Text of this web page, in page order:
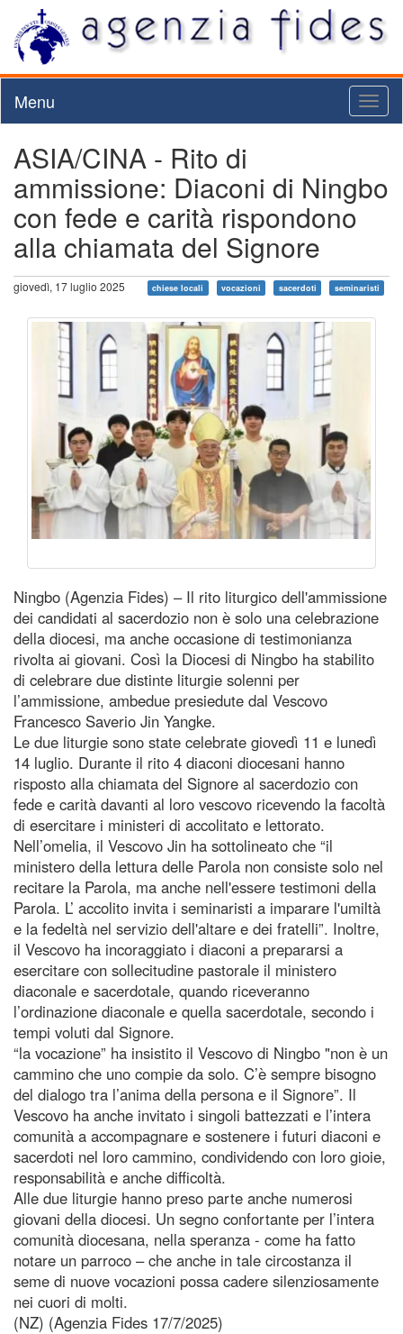
Menu
ASIA/CINA - Rito di
ammissione: Diaconi di Ningbo
con fede e carità rispondono
alla chiamata del Signore
giovedì, 17 luglio 2025 chiese locali vocazioni sacerdoti seminaristi
Ningbo (Agenzia Fides) – Il rito liturgico dell'ammissione
dei candidati al sacerdozio non è solo una celebrazione
della diocesi, ma anche occasione di testimonianza
rivolta ai giovani. Così la Diocesi di Ningbo ha stabilito
di celebrare due distinte liturgie solenni per
l’ammissione, ambedue presiedute dal Vescovo
Francesco Saverio Jin Yangke.
Le due liturgie sono state celebrate giovedì 11 e lunedì
14 luglio. Durante il rito 4 diaconi diocesani hanno
risposto alla chiamata del Signore al sacerdozio con
fede e carità davanti al loro vescovo ricevendo la facoltà
di esercitare i ministeri di accolitato e lettorato.
Nell’omelia, il Vescovo Jin ha sottolineato che “il
ministero della lettura delle Parola non consiste solo nel
recitare la Parola, ma anche nell'essere testimoni della
Parola. L’ accolito invita i seminaristi a imparare l'umiltà
e la fedeltà nel servizio dell'altare e dei fratelli”. Inoltre,
il Vescovo ha incoraggiato i diaconi a prepararsi a
esercitare con sollecitudine pastorale il ministero
diaconale e sacerdotale, quando riceveranno
l’ordinazione diaconale e quella sacerdotale, secondo i
tempi voluti dal Signore.
“la vocazione” ha insistito il Vescovo di Ningbo "non è un
cammino che uno compie da solo. C’è sempre bisogno
del dialogo tra l’anima della persona e il Signore”. Il
Vescovo ha anche invitato i singoli battezzati e l’intera
comunità a accompagnare e sostenere i futuri diaconi e
sacerdoti nel loro cammino, condividendo con loro gioie,
responsabilità e anche difficoltà.
Alle due liturgie hanno preso parte anche numerosi
giovani della diocesi. Un segno confortante per l’intera
comunità diocesana, nella speranza - come ha fatto
notare un parroco – che anche in tale circostanza il
seme di nuove vocazioni possa cadere silenziosamente
nei cuori di molti.
(NZ) (Agenzia Fides 17/7/2025)